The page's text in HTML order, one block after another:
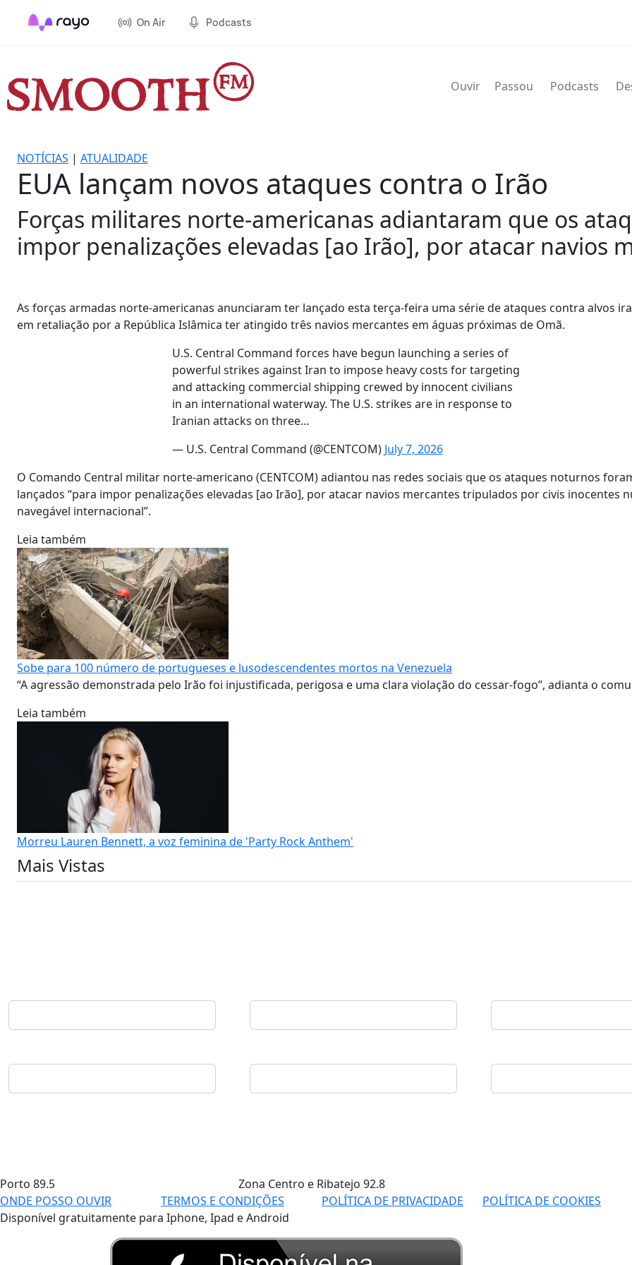
On Air Podcasts
Ouvir Passou Podcasts
NOTÍCIAS | ATUALIDADE
EUA lançam novos ataques contra o Irão
Forças militares norte-americanas adiantaram que os
impor penalizações elevadas [ao Irão], por atacar navios
As forças armadas norte-americanas anunciaram ter lançado esta terça-feira uma série de ataques contra alvos
em retaliação por a República Islâmica ter atingido três navios mercantes em águas próximas de Omã.
U.S. Central Command forces have begun launching a series of
powerful strikes against Iran to impose heavy costs for targeting
and attacking commercial shipping crewed by innocent civilians
in an international waterway. The U.S. strikes are in response to
Iranian attacks on three…
— U.S. Central Command (@CENTCOM) July 7, 2026
O Comando Central militar norte-americano (CENTCOM) adiantou nas redes sociais que os ataques noturnos
lançados “para impor penalizações elevadas [ao Irão], por atacar navios mercantes tripulados por civis inocentes
navegável internacional”.
Leia também
Sobe para 100 número de portugueses e lusodescendentes mortos na Venezuela
“A agressão demonstrada pelo Irão foi injustificada, perigosa e uma clara violação do cessar-fogo”, adianta o
Leia também
Morreu Lauren Bennett, a voz feminina de 'Party Rock Anthem'
Mais Vistas
Porto 89.5 Zona Centro e Ribatejo 92.8
ONDE POSSO OUVIR
TERMOS E CONDIÇÕES POLÍTICA DE PRIVACIDADE POLÍTICA DE COOKIES
Disponível gratuitamente para Iphone, Ipad e Android